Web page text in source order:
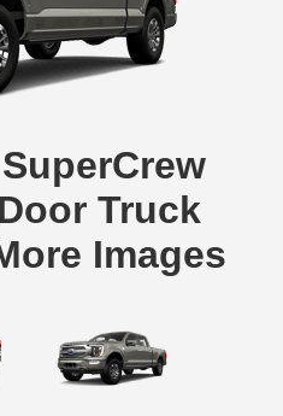
Truck
Images